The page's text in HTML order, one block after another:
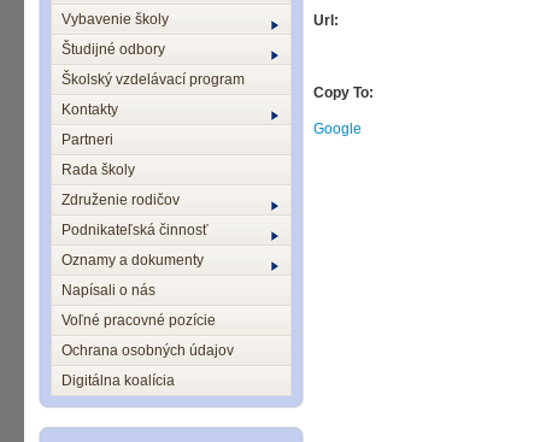
Vybavenie školy
Študijné odbory
Školský vzdelávací program
Kontakty
Partneri
Rada školy
Združenie rodičov
Podnikateľská činnosť
Oznamy a dokumenty
Napísali o nás
Voľné pracovné pozície
Ochrana osobných údajov
Digitálna koalícia
Url:
Copy To:
Google